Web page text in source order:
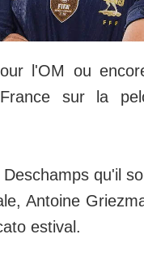
l'OM ou
sur la
qu'il
Antoine
estival.